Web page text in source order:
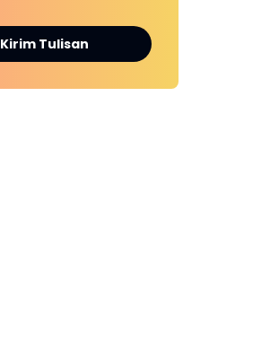
Kirim Tulisan